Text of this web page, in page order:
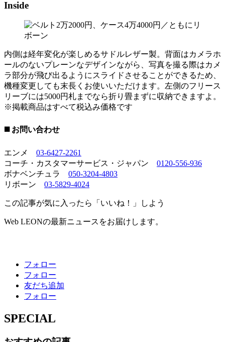
Inside
内側は経年変化が楽しめるサドルレザー製。背面はカメラホ
ールのないプレーンなデザインながら、写真を撮る際はカメ
ラ部分が飛び出るようにスライドさせることができるため、
機種変更しても末長くお使いいただけます。左側のフリース
リーブには5000円札までなら折り畳まずに収納できますよ。
※掲載商品はすべて税込み価格です
◼️ お問い合わせ
エンメ 03-6427-2261
コーチ・カスタマーサービス・ジャパン 0120-556-936
ボナベンチュラ 050-3204-4803
リボーン 03-5829-4024
この記事が気に入ったら「いいね！」しよう
Web LEONの最新ニュースをお届けします。
フォロー
フォロー
友だち追加
フォロー
SPECIAL